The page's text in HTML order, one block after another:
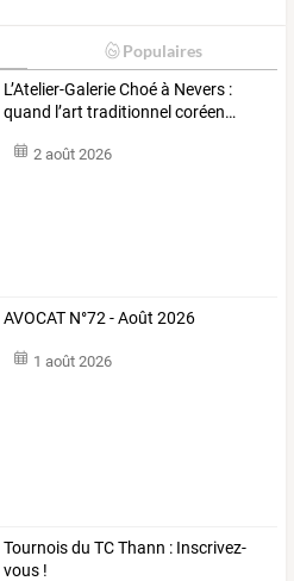
Populaires
L’Atelier-GalerieChoéà Nevers :
quand l’art traditionnel coréen…
2 août 2026
AVOCAT N°72 - Août 2026
1 août 2026
Tournois du TC Thann : Inscrivez-
vous !